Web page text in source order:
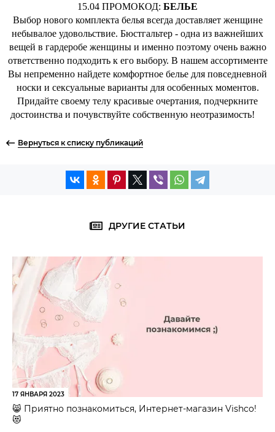
15.04 ПРОМОКОД: БЕЛЬЕ
Выбор нового комплекта белья всегда доставляет женщине
небывалое удовольствие. Бюстгальтер - одна из важнейших
вещей в гардеробе женщины и именно поэтому очень важно
ответственно подходить к его выбору. В нашем ассортименте
Вы непременно найдете комфортное белье для повседневной
носки и сексуальные варианты для особенных моментов.
Придайте своему телу красивые очертания, подчеркните
достоинства и почувствуйте собственную неотразимость!
Вернуться к списку публикаций
ДРУГИЕ СТАТЬИ
17 ЯНВАРЯ 2023
😸 Приятно познакомиться, Интернет-магазин Vishco!
😻